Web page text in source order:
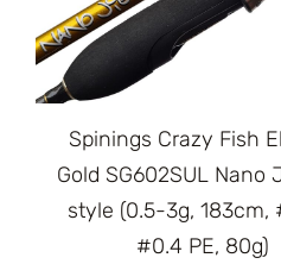
Spinings Crazy Fish
Gold SG602SUL Nano
style (0.5-3g, 183cm,
#0.4 PE, 80g)